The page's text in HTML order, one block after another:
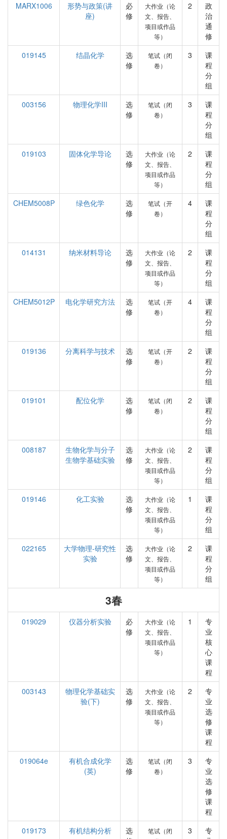
MARX1006
形势与政策(讲
座)
必
修
大作业（论
文、报告、
项目或作品
等）
2
政
治
通
修
019145
结晶化学
选
修
笔试（闭
卷）
3
课
程
分
组
003156
物理化学III
选
修
笔试（闭
卷）
3
课
程
分
组
019103
固体化学导论
选
修
大作业（论
文、报告、
项目或作品
等）
2
课
程
分
组
CHEM5008P
绿色化学
选
修
笔试（开
卷）
4
课
程
分
组
014131
纳米材料导论
选
修
大作业（论
文、报告、
项目或作品
等）
2
课
程
分
组
CHEM5012P
电化学研究方法
选
修
笔试（开
卷）
4
课
程
分
组
019136
分离科学与技术
选
修
笔试（开
卷）
2
课
程
分
组
019101
配位化学
选
修
笔试（闭
卷）
2
课
程
分
组
008187
生物化学与分子
生物学基础实验
选
修
大作业（论
文、报告、
项目或作品
等）
2
课
程
分
组
019146
化工实验
选
修
大作业（论
文、报告、
项目或作品
等）
1
课
程
分
组
022165
大学物理-研究性
实验
选
修
大作业（论
文、报告、
项目或作品
等）
2
课
程
分
组
3春
019029 仪器分析实验
必
修
大作业（论
文、报告、
项目或作品
等）
1
专
业
核
心
课
程
003143
物理化学基础实
验(下)
选
修
大作业（论
文、报告、
项目或作品
等）
2
专
业
选
修
课
程
019064e
有机合成化学
(英)
选
修
笔试（闭
卷）
3
专
业
选
修
课
程
019173
有机结构分析
选
笔试（闭
3
专